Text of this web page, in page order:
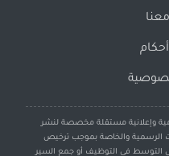
وإعلانية مستقلة مخصصة لنشر
الرسمية والخاصة بموجب ترخيص
التوسط في التوظيف أو جمع السير